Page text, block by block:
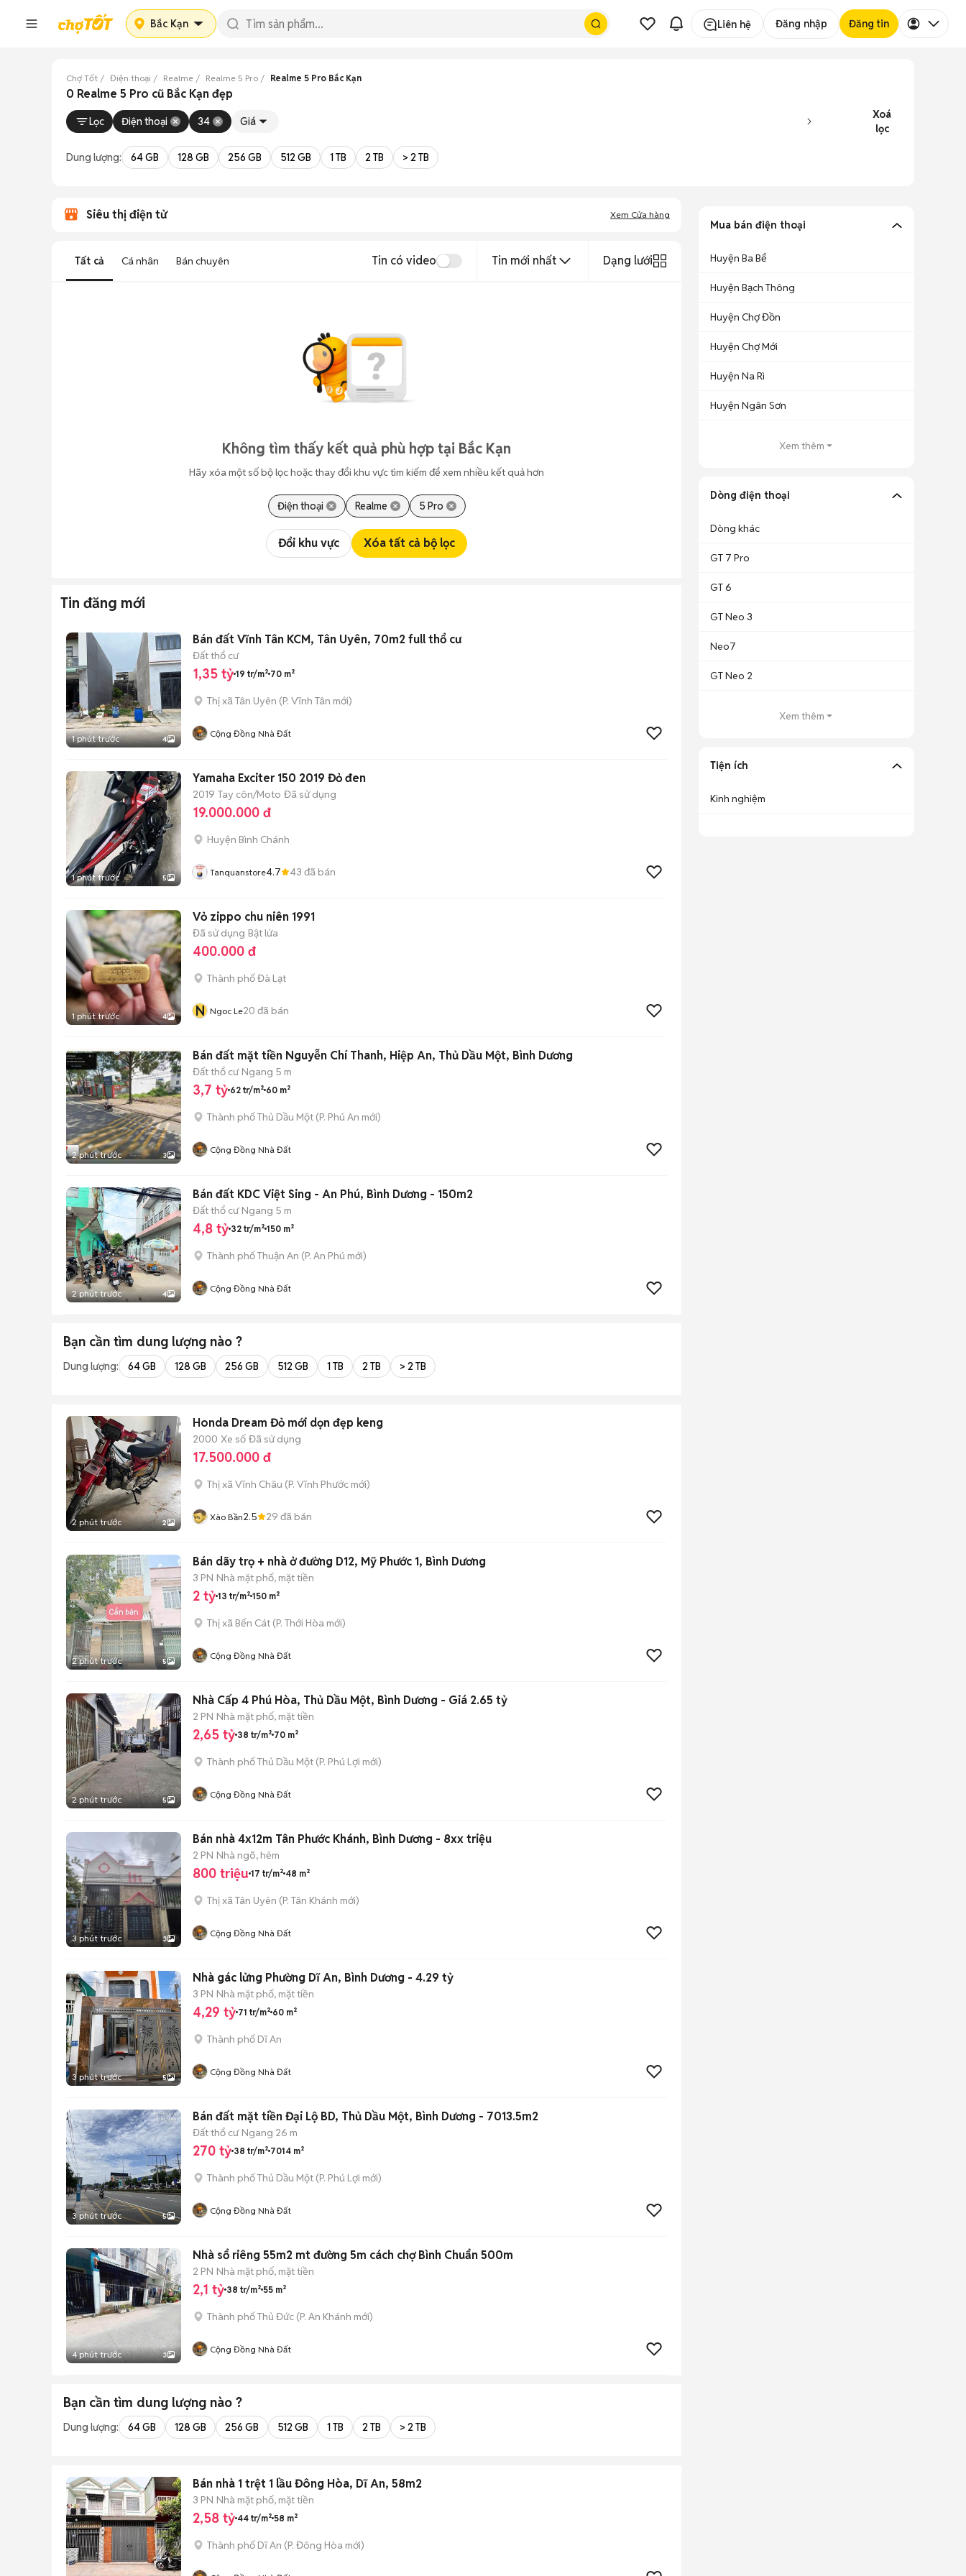
Bắc Kạn Liên hệ Đăng nhập Đăng tin
Chợ Tốt Điện thoại Realme Realme 5 Pro Realme 5 Pro Bắc Kạn
0 Realme 5 Pro cũ Bắc Kạn đẹp
Lọc Điện thoại 34 Giá
Xoá
lọc
Dung lượng: 64 GB 128 GB 256 GB 512 GB 1 TB 2 TB > 2 TB
Siêu thị điện tử Xem Cửa hàng
Tất cả Cá nhân Bán chuyên Tin có video Tin mới nhất Dạng lưới
Không tìm thấy kết quả phù hợp tại Bắc Kạn
Hãy xóa một số bộ lọc hoặc thay đổi khu vực tìm kiếm để xem nhiều kết quả hơn
Điện thoại Realme 5 Pro
Đổi khu vực Xóa tất cả bộ lọc
Tin đăng mới
1 phút trước 4
Bán đất Vĩnh Tân KCM, Tân Uyên, 70m2 full thổ cư
Đất thổ cư
1,35 tỷ 19 tr/m² 70 m²
Thị xã Tân Uyên (P. Vĩnh Tân mới)
Cộng Đồng Nhà Đất
1 phút trước 5
Yamaha Exciter 150 2019 Đỏ đen
2019 Tay côn/Moto Đã sử dụng
19.000.000 đ
Huyện Bình Chánh
Tanquanstore4.7 43 đã bán
1 phút trước 4
Vỏ zippo chu niên 1991
Đã sử dụng Bật lửa
400.000 đ
Thành phố Đà Lạt
N Ngoc Le20 đã bán
2 phút trước 3
Bán đất mặt tiền Nguyễn Chí Thanh, Hiệp An, Thủ Dầu Một, Bình Dương
Đất thổ cư Ngang 5 m
3,7 tỷ 62 tr/m² 60 m²
Thành phố Thủ Dầu Một (P. Phú An mới)
Cộng Đồng Nhà Đất
2 phút trước 4
Bán đất KDC Việt Sing - An Phú, Bình Dương - 150m2
Đất thổ cư Ngang 5 m
4,8 tỷ 32 tr/m² 150 m²
Thành phố Thuận An (P. An Phú mới)
Cộng Đồng Nhà Đất
Bạn cần tìm dung lượng nào ?
Dung lượng: 64 GB 128 GB 256 GB 512 GB 1 TB 2 TB > 2 TB
2 phút trước 2
Honda Dream Đỏ mới dọn đẹp keng
2000 Xe số Đã sử dụng
17.500.000 đ
Thị xã Vĩnh Châu (P. Vĩnh Phước mới)
Xào Bần2.5 29 đã bán
2 phút trước 5
Bán dãy trọ + nhà ở đường D12, Mỹ Phước 1, Bình Dương
3 PN Nhà mặt phố, mặt tiền
2 tỷ 13 tr/m² 150 m²
Thị xã Bến Cát (P. Thới Hòa mới)
Cộng Đồng Nhà Đất
2 phút trước 5
Nhà Cấp 4 Phú Hòa, Thủ Dầu Một, Bình Dương - Giá 2.65 tỷ
2 PN Nhà mặt phố, mặt tiền
2,65 tỷ 38 tr/m² 70 m²
Thành phố Thủ Dầu Một (P. Phú Lợi mới)
Cộng Đồng Nhà Đất
3 phút trước 3
Bán nhà 4x12m Tân Phước Khánh, Bình Dương - 8xx triệu
2 PN Nhà ngõ, hẻm
800 triệu 17 tr/m² 48 m²
Thị xã Tân Uyên (P. Tân Khánh mới)
Cộng Đồng Nhà Đất
3 phút trước 5
Nhà gác lửng Phường Dĩ An, Bình Dương - 4.29 tỷ
3 PN Nhà mặt phố, mặt tiền
4,29 tỷ 71 tr/m² 60 m²
Thành phố Dĩ An
Cộng Đồng Nhà Đất
3 phút trước 5
Bán đất mặt tiền Đại Lộ BD, Thủ Dầu Một, Bình Dương - 7013.5m2
Đất thổ cư Ngang 26 m
270 tỷ 38 tr/m² 7014 m²
Thành phố Thủ Dầu Một (P. Phú Lợi mới)
Cộng Đồng Nhà Đất
4 phút trước 3
Nhà sổ riêng 55m2 mt đường 5m cách chợ Bình Chuẩn 500m
2 PN Nhà mặt phố, mặt tiền
2,1 tỷ 38 tr/m² 55 m²
Thành phố Thủ Đức (P. An Khánh mới)
Cộng Đồng Nhà Đất
Bạn cần tìm dung lượng nào ?
Dung lượng: 64 GB 128 GB 256 GB 512 GB 1 TB 2 TB > 2 TB
Bán nhà 1 trệt 1 lầu Đông Hòa, Dĩ An, 58m2
3 PN Nhà mặt phố, mặt tiền
2,58 tỷ 44 tr/m² 58 m²
Thành phố Dĩ An (P. Đông Hòa mới)
Mua bán điện thoại
Huyện Ba Bể
Huyện Bạch Thông
Huyện Chợ Đồn
Huyện Chợ Mới
Huyện Na Rì
Huyện Ngân Sơn
Xem thêm
Dòng điện thoại
Dòng khác
GT 7 Pro
GT 6
GT Neo 3
Neo7
GT Neo 2
Xem thêm
Tiện ích
Kinh nghiệm